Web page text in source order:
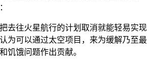
往火星航行的计划取消就能轻易实现
为可以通过太空项目，来为缓解乃至最
饥饿问题作出贡献。